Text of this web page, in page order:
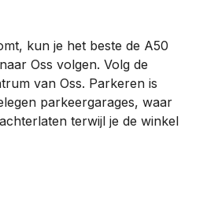
kun je het beste de A50
Oss volgen. Volg de
van Oss. Parkeren is
parkeergarages, waar
terwijl je de winkel